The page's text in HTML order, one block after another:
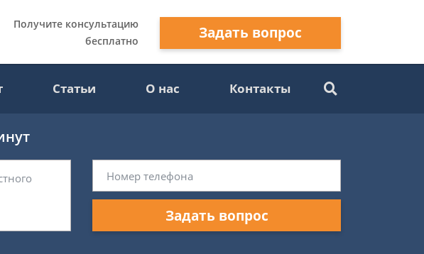
Получите консультацию
бесплатно
Задать вопрос
Статьи О нас Контакты
Задать вопрос